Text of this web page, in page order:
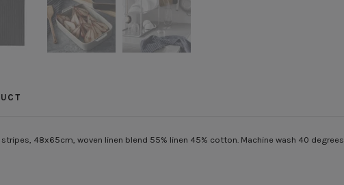
48x65cm, woven linen blend 55% linen 45% cotton. Machine wash 40 degrees.